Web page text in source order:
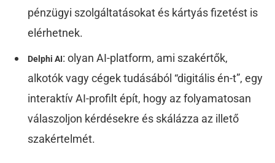
pénzügyi szolgáltatásokat és kártyás fizetést is
elérhetnek.
Delphi AI: olyan AI-platform, ami szakértők,
alkotók vagy cégek tudásából “digitális én-t”, egy
interaktív AI-profilt épít, hogy az folyamatosan
válaszoljon kérdésekre és skálázza az illető
szakértelmét.